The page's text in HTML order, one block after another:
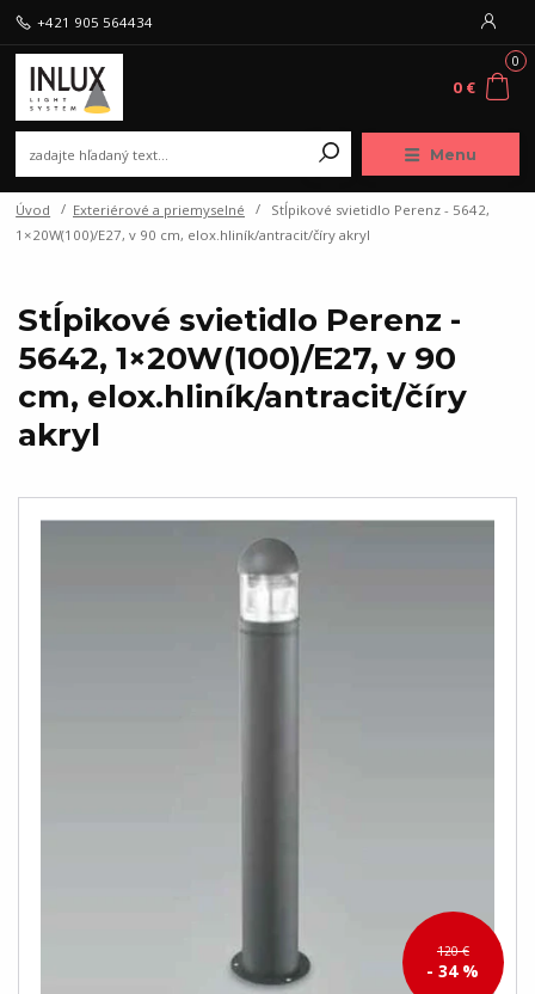
Menu
+421 905 564434
0
0 €
Úvod Exteriérové a priemyselné
Stĺpikové svietidlo Perenz - 5642,
1×20W(100)/E27, v 90 cm, elox.hliník/antracit/číry akryl
Stĺpikové svietidlo Perenz -
5642, 1×20W(100)/E27, v 90
cm, elox.hliník/antracit/číry
akryl
120 €
- 34 %